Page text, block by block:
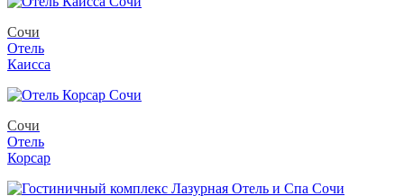
Сочи
Отель
Каисса
Сочи
Отель
Корсар